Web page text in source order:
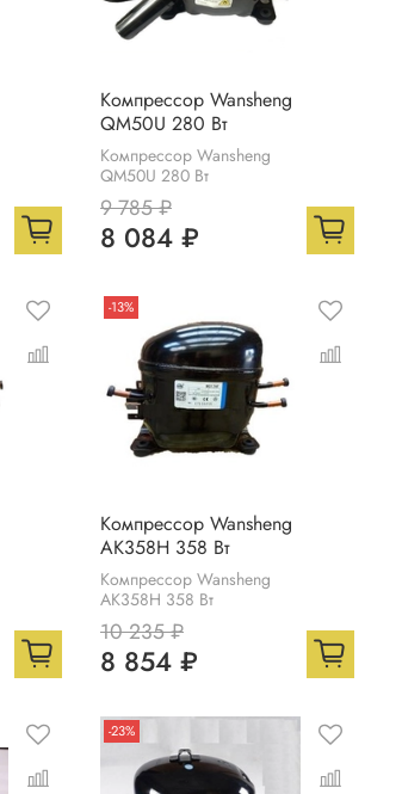
Компрессор Wansheng
QM50U 280 Вт
Компрессор Wansheng
QM50U 280 Вт
9 785 ₽
8 084 ₽
-13%
Компрессор Wansheng
АК358Н 358 Вт
Компрессор Wansheng
АК358Н 358 Вт
10 235 ₽
8 854 ₽
-23%